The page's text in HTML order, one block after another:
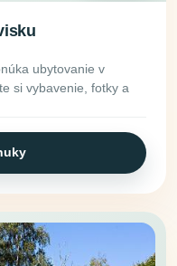
ubytovanie v
si vybavenie, fotky a